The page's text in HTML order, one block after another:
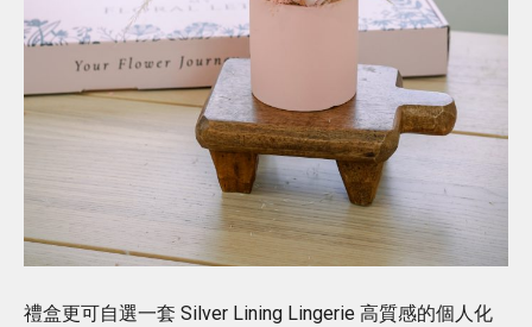
禮盒更可⾃選⼀套 Silver Lining Lingerie ⾼質感的個⼈化